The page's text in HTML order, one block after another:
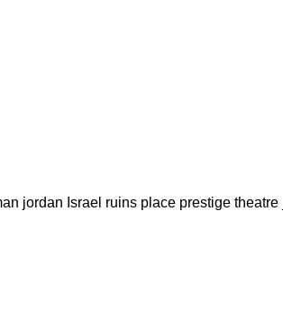
jordan Israel ruins place prestige